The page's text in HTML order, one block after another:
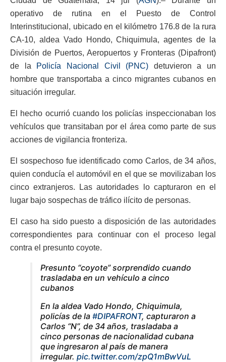
operativo de rutina en el Puesto de Control
Interinstitucional, ubicado en el kilómetro 176.8 de la rura
CA-10, aldea Vado Hondo, Chiquimula, agentes de la
División de Puertos, Aeropuertos y Fronteras (Dipafront)
de la
Policía Nacional Civil (PNC) detuvieron a un
hombre que transportaba a cinco migrantes cubanos en
situación irregular.
El hecho ocurrió cuando los policías inspeccionaban los
vehículos que transitaban por el área como parte de sus
acciones de vigilancia fronteriza.
El sospechoso fue identificado como Carlos, de 34 años,
quien conducía el automóvil en el que se movilizaban los
cinco extranjeros. Las autoridades lo capturaron en el
lugar bajo sospechas de tráfico ilícito de personas.
El caso ha sido puesto a disposición de las autoridades
correspondientes para continuar con el proceso legal
contra el presunto coyote.
Presunto “coyote” sorprendido cuando
trasladaba en un vehículo a cinco
cubanos
En la aldea Vado Hondo, Chiquimula,
policías de la #DIPAFRONT, capturaron a
Carlos “N”, de 34 años, trasladaba a
cinco personas de nacionalidad cubana
que ingresaron al país de manera
irregular. pic.twitter.com/zpQ1mBwVuL